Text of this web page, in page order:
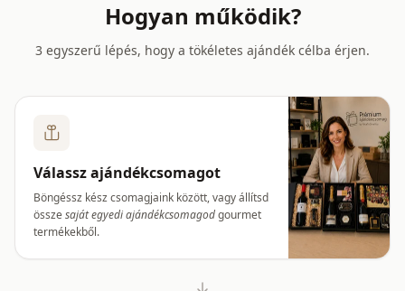
Hogyan működik?
3 egyszerű lépés, hogy a tökéletes ajándék célba érjen.
Válassz ajándékcsomagot
Böngéssz kész csomagjaink között, vagy állítsd
összesaját egyedi ajándékcsomagodgourmet
termékekből.